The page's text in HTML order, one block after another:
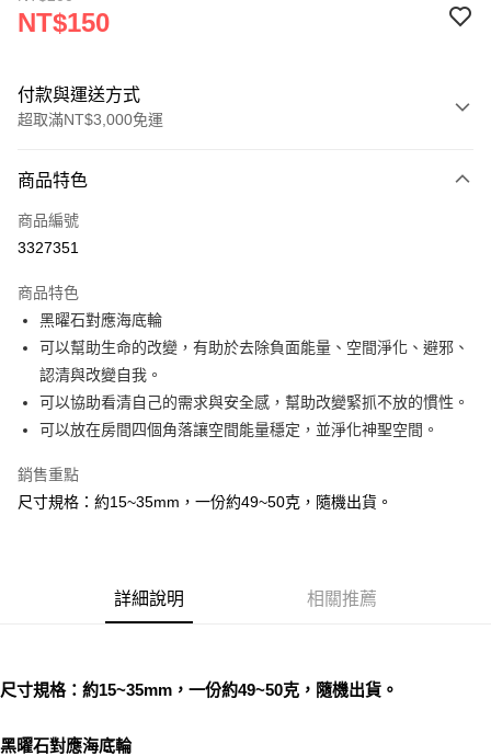
NT$150
付款與運送方式
超取滿NT$3,000免運
信用卡一次付款
超商取貨付款
Apple Pay
街口支付
悠遊付
ATM付款
每筆NT$80，滿NT$3,000(含以上)免運費
每筆NT$80，滿NT$3,000(含以上)免運費
郵局幫你送（離島）
商品特色
商品編號
3327351
商品特色
黑曜石對應海底輪
可以幫助生命的改變，有助於去除負面能量、空間淨化、避邪、
認清與改變自我。
可以協助看清自己的需求與安全感，幫助改變緊抓不放的慣性。
可以放在房間四個角落讓空間能量穩定，並淨化神聖空間。
銷售重點
尺寸規格：約15~35mm，一份約49~50克，隨機出貨。
詳細說明 相關推薦
尺寸規格：約15~35mm，一份約49~50克，隨機出貨。
黑曜石對應海底輪